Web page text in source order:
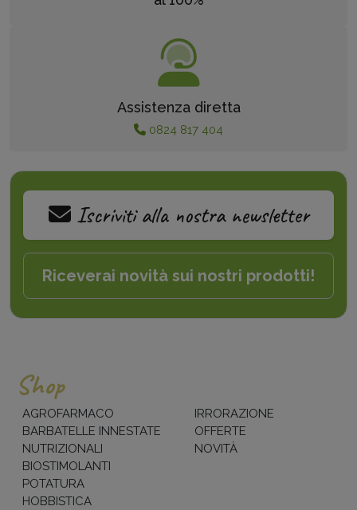
Assistenza diretta
0824 817 404
Iscriviti alla nostra newsletter
Riceverai novità sui nostri prodotti!
Shop
AGROFARMACO
BARBATELLE INNESTATE
NUTRIZIONALI
BIOSTIMOLANTI
POTATURA
HOBBISTICA
IRRORAZIONE
OFFERTE
NOVITÀ